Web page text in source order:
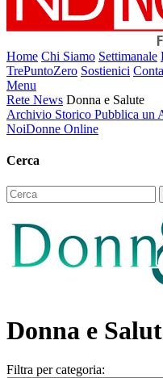
Home Chi Siamo Settimanale
TrePuntoZero Sostienici
Menu
Rete News Donna e Salute
Archivio Storico Pubblica un
NoiDonne Online
Cerca
Donna e
Filtra per categoria: